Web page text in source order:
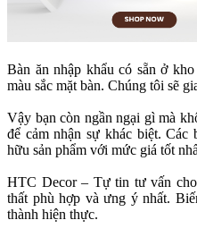
Bàn ăn nhập khẩu có sẵn ở
màu sắc mặt bàn. Chúng tôi sẽ
Vậy bạn còn ngần ngại gì mà
để cảm nhận sự khác biệt. Các
hữu sản phẩm với mức giá tốt
HTC Decor – Tự tin tư vấn
thất phù hợp và ưng ý nhất.
thành hiện thực.